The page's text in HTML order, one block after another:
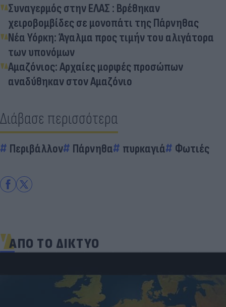
Συναγερμός στην ΕΛΑΣ : Βρέθηκαν
χειροβομβίδες σε μονοπάτι της Πάρνηθας
Νέα Υόρκη: Άγαλμα προς τιμήν του αλιγάτορα
των υπονόμων
Αμαζόνιος: Αρχαίες μορφές προσώπων
αναδύθηκαν στον Αμαζόνιο
Διάβασε περισσότερα
Περιβάλλον Πάρνηθα πυρκαγιά Φωτιές
ΑΠΟ ΤΟ ΔΙΚΤΥΟ